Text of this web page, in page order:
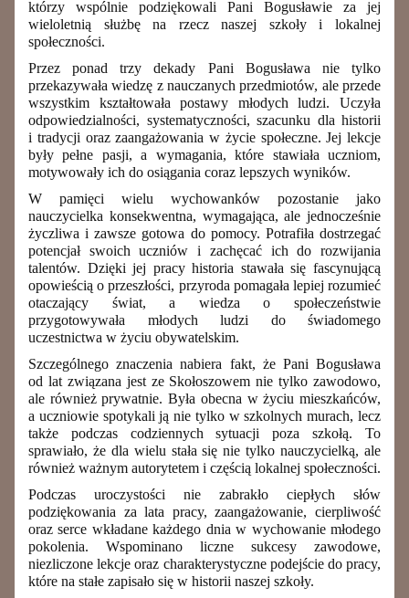
którzy wspólnie podziękowali Pani Bogusławie za jej
wieloletnią służbę na rzecz naszej szkoły i lokalnej
społeczności.
Przez ponad trzy dekady Pani Bogusława nie tylko
przekazywała wiedzę z nauczanych przedmiotów, ale przede
wszystkim kształtowała postawy młodych ludzi. Uczyła
odpowiedzialności, systematyczności, szacunku dla historii
i tradycji oraz zaangażowania w życie społeczne. Jej lekcje
były pełne pasji, a wymagania, które stawiała uczniom,
motywowały ich do osiągania coraz lepszych wyników.
W pamięci wielu wychowanków pozostanie jako
nauczycielka konsekwentna, wymagająca, ale jednocześnie
życzliwa i zawsze gotowa do pomocy. Potrafiła dostrzegać
potencjał swoich uczniów i zachęcać ich do rozwijania
talentów. Dzięki jej pracy historia stawała się fascynującą
opowieścią o przeszłości, przyroda pomagała lepiej rozumieć
otaczający świat, a wiedza o społeczeństwie
przygotowywała młodych ludzi do świadomego
uczestnictwa w życiu obywatelskim.
Szczególnego znaczenia nabiera fakt, że Pani Bogusława
od lat związana jest ze Skołoszowem nie tylko zawodowo,
ale również prywatnie. Była obecna w życiu mieszkańców,
a uczniowie spotykali ją nie tylko w szkolnych murach, lecz
także podczas codziennych sytuacji poza szkołą. To
sprawiało, że dla wielu stała się nie tylko nauczycielką, ale
również ważnym autorytetem i częścią lokalnej społeczności.
Podczas uroczystości nie zabrakło ciepłych słów
podziękowania za lata pracy, zaangażowanie, cierpliwość
oraz serce wkładane każdego dnia w wychowanie młodego
pokolenia. Wspominano liczne sukcesy zawodowe,
niezliczone lekcje oraz charakterystyczne podejście do pracy,
które na stałe zapisało się w historii naszej szkoły.